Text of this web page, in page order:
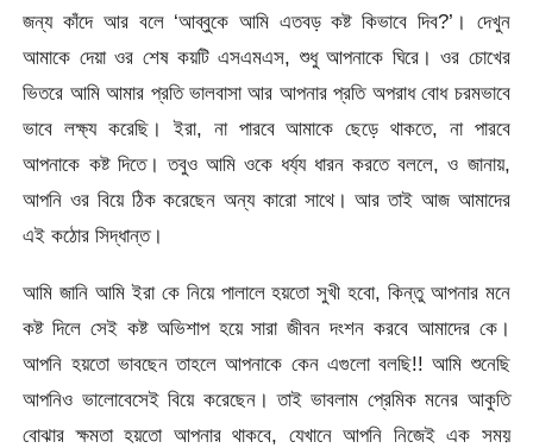
জন্য কাঁদে আর বলে ‘আব্বুকে আমি এতবড় কষ্ট কিভাবে দিব?’। দেখুন
আমাকে দেয়া ওর শেষ কয়টি এসএমএস, শুধু আপনাকে ঘিরে। ওর চোখের
ভিতরে আমি আমার প্রতি ভালবাসা আর আপনার প্রতি অপরাধ বোধ চরমভাবে
ভাবে লক্ষ্য করেছি। ইরা, না পারবে আমাকে ছেড়ে থাকতে, না পারবে
আপনাকে কষ্ট দিতে। তবুও আমি ওকে ধর্য্য ধারন করতে বললে, ও জানায়,
আপনি ওর বিয়ে ঠিক করেছেন অন্য কারো সাথে। আর তাই আজ আমাদের
এই কঠোর সিদ্ধান্ত।
আমি জানি আমি ইরা কে নিয়ে পালালে হয়তো সুখী হবো, কিন্তু আপনার মনে
কষ্ট দিলে সেই কষ্ট অভিশাপ হয়ে সারা জীবন দংশন করবে আমাদের কে।
আপনি হয়তো ভাবছেন তাহলে আপনাকে কেন এগুলো বলছি!! আমি শুনেছি
আপনিও ভালোবেসেই বিয়ে করেছেন। তাই ভাবলাম প্রেমিক মনের আকুতি
বোঝার ক্ষমতা হয়তো আপনার থাকবে, যেখানে আপনি নিজেই এক সময়